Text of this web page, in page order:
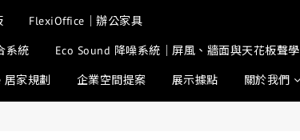
FlexiOffice｜辦公家具
系統 Eco Sound 降噪系統｜屏風、牆面與天花板聲學
居家規劃 企業空間提案 展示據點 關於我們